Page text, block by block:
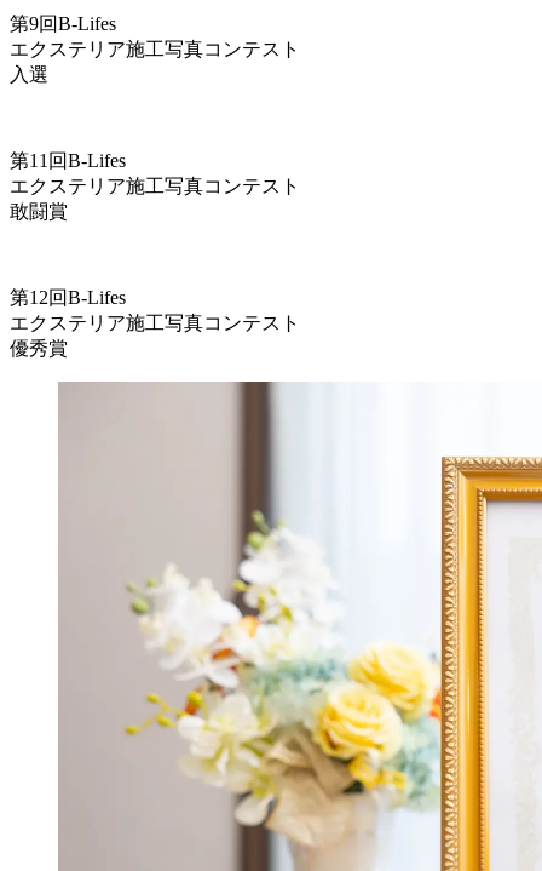
第9回B-Lifes
エクステリア施工写真コンテスト
入選
第11回B-Lifes
エクステリア施工写真コンテスト
敢闘賞
第12回B-Lifes
エクステリア施工写真コンテスト
優秀賞